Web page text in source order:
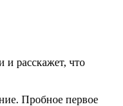
и расскажет, что
Пробное первое